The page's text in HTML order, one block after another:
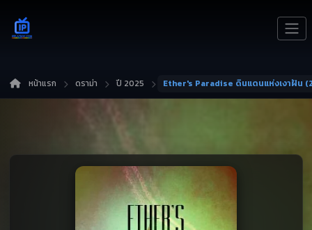
หน้าแรก ดราม่า ปี 2025